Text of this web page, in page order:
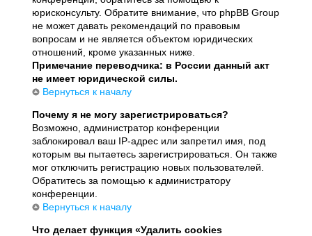
юрисконсульту. Обратите внимание, что phpBB Group
не может давать рекомендаций по правовым
вопросам и не является объектом юридических
отношений, кроме указанных ниже.
Примечание переводчика: в России данный акт
не имеет юридической силы.
Вернуться к началу
Почему я не могу зарегистрироваться?
Возможно, администратор конференции
заблокировал ваш IP-адрес или запретил имя, под
которым вы пытаетесь зарегистрироваться. Он также
мог отключить регистрацию новых пользователей.
Обратитесь за помощью к администратору
конференции.
Вернуться к началу
Что делает функция «Удалить cookies